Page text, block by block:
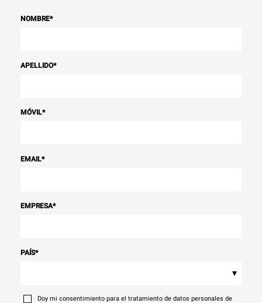
NOMBRE*
APELLIDO*
MÓVIL*
EMAIL*
EMPRESA*
PAÍS*
▾
Doy mi consentimiento para el tratamiento de datos personales de